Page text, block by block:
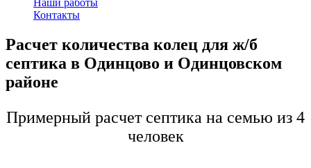
Наши работы
Контакты
Расчет количества колец для ж/б
септика в Одинцово и Одинцовском
районе
Примерный расчет септика на семью из 4
человек